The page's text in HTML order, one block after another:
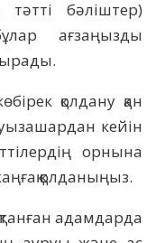
бәліштер)
ағзаңызды
қолдану қан
кейін
орнына
қолданыңыз.
адамдарда